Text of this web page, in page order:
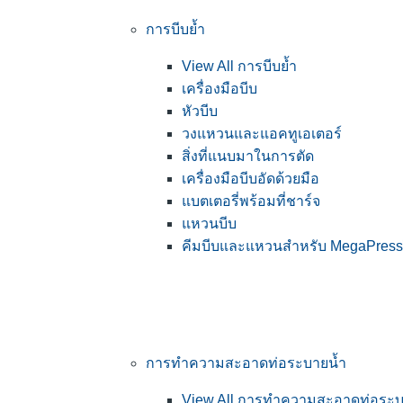
การบีบย้ำ
View All การบีบย้ำ
เครื่องมือบีบ
หัวบีบ
วงแหวนและแอคทูเอเตอร์
สิ่งที่แนบมาในการตัด
เครื่องมือบีบอัดด้วยมือ
แบตเตอรี่พร้อมที่ชาร์จ
แหวนบีบ
คีมบีบและแหวนสำหรับ MegaPress
การทำความสะอาดท่อระบายน้ำ
View All การทำความสะอาดท่อระ